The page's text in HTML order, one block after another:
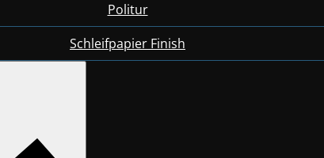
Politur
Schleifpapier Finish